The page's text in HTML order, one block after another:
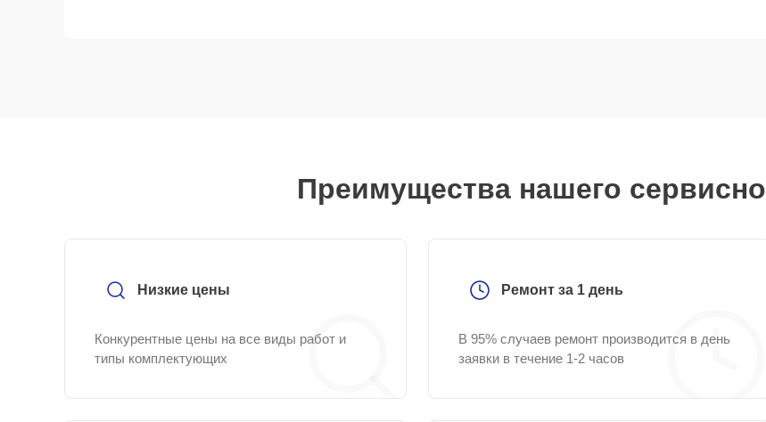
Преимущества нашего
Низкие цены
Конкурентные цены на все виды работ и
типы комплектующих
Ремонт за 1 день
В 95% случаев ремонт производится в день
заявки в течение 1-2 часов